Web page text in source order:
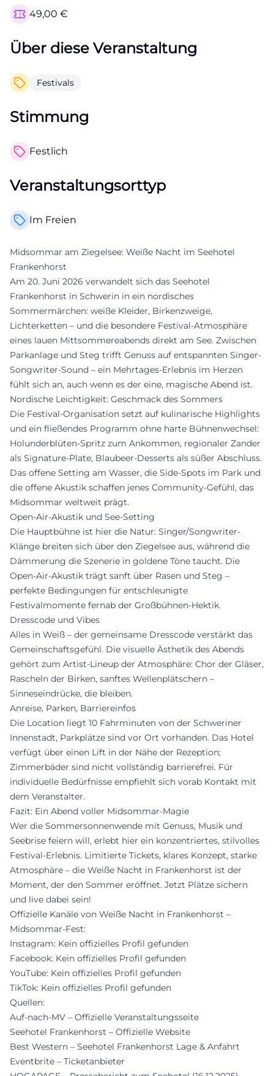
49,00 €
Über diese Veranstaltung
Festivals
Stimmung
Festlich
Veranstaltungsorttyp
Im Freien
Midsommar am Ziegelsee: Weiße Nacht im Seehotel
Frankenhorst
Am 20. Juni 2026 verwandelt sich das Seehotel
Frankenhorst in Schwerin in ein nordisches
Sommermärchen: weiße Kleider, Birkenzweige,
Lichterketten – und die besondere Festival-Atmosphäre
eines lauen Mittsommereabends direkt am See. Zwischen
Parkanlage und Steg trifft Genuss auf entspannten Singer-
Songwriter-Sound – ein Mehrtages-Erlebnis im Herzen
fühlt sich an, auch wenn es der eine, magische Abend ist.
Nordische Leichtigkeit: Geschmack des Sommers
Die Festival-Organisation setzt auf kulinarische Highlights
und ein fließendes Programm ohne harte Bühnenwechsel:
Holunderblüten-Spritz zum Ankommen, regionaler Zander
als Signature-Plate, Blaubeer-Desserts als süßer Abschluss.
Das offene Setting am Wasser, die Side-Spots im Park und
die offene Akustik schaffen jenes Community-Gefühl, das
Midsommar weltweit prägt.
Open-Air-Akustik und See-Setting
Die Hauptbühne ist hier die Natur: Singer/Songwriter-
Klänge breiten sich über den Ziegelsee aus, während die
Dämmerung die Szenerie in goldene Töne taucht. Die
Open-Air-Akustik trägt sanft über Rasen und Steg –
perfekte Bedingungen für entschleunigte
Festivalmomente fernab der Großbühnen-Hektik.
Dresscode und Vibes
Alles in Weiß – der gemeinsame Dresscode verstärkt das
Gemeinschaftsgefühl. Die visuelle Ästhetik des Abends
gehört zum Artist-Lineup der Atmosphäre: Chor der Gläser,
Rascheln der Birken, sanftes Wellenplätschern –
Sinneseindrücke, die bleiben.
Anreise, Parken, Barriereinfos
Die Location liegt 10 Fahrminuten von der Schweriner
Innenstadt, Parkplätze sind vor Ort vorhanden. Das Hotel
verfügt über einen Lift in der Nähe der Rezeption;
Zimmerbäder sind nicht vollständig barrierefrei. Für
individuelle Bedürfnisse empfiehlt sich vorab Kontakt mit
dem Veranstalter.
Fazit: Ein Abend voller Midsommar-Magie
Wer die Sommersonnenwende mit Genuss, Musik und
Seebrise feiern will, erlebt hier ein konzentriertes, stilvolles
Festival-Erlebnis. Limitierte Tickets, klares Konzept, starke
Atmosphäre – die Weiße Nacht in Frankenhorst ist der
Moment, der den Sommer eröffnet. Jetzt Plätze sichern
und live dabei sein!
Offizielle Kanäle von Weiße Nacht in Frankenhorst –
Midsommar-Fest:
Instagram: Kein offizielles Profil gefunden
Facebook: Kein offizielles Profil gefunden
YouTube: Kein offizielles Profil gefunden
TikTok: Kein offizielles Profil gefunden
Quellen:
Auf-nach-MV – Offizielle Veranstaltungsseite
Seehotel Frankenhorst – Offizielle Website
Best Western – Seehotel Frankenhorst Lage & Anfahrt
Eventbrite – Ticketanbieter